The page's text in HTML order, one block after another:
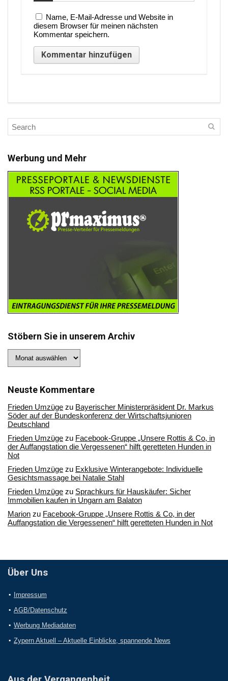
Name, E-Mail-Adresse und Website in
diesem Browser für meinen nächsten
Kommentar speichern.
Werbung und Mehr
Stöbern Sie in unserem Archiv
Sie
Archiv
Neuste Kommentare
Frieden Umzüge zu Bayerischer Ministerpräsident Dr. Markus
Söder auf der Bundeskonferenz der Wirtschaftsjunioren
Deutschland
Frieden Umzüge zu Facebook-Gruppe „Unsere Rottis & Co, in
der Auffangstation die Vergessenen“ hilft geretteten Hunden in
Not
Frieden Umzüge zu Exklusive Winterangebote: Individuelle
Gesichtsmassage bei Natalie Stahl
Frieden Umzüge zu Sprachkurs für Hauskäufer: Sicher
Immobilien kaufen in Ungarn am Balaton
Marion zu Facebook-Gruppe „Unsere Rottis & Co, in der
Auffangstation die Vergessenen“ hilft geretteten Hunden in Not
Über Uns
Impressum
AGB/Datenschutz
Werbung Mediadaten
Zypern Aktuell – Aktuelle Einblicke, spannende News